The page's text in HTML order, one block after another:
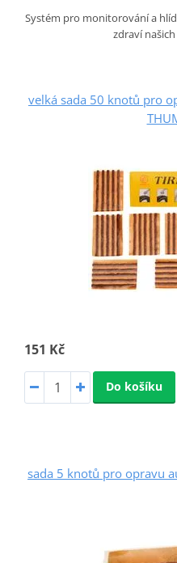
Systém pro monitorování a
zdraví
velká sada 50 knotů pro
151 Kč
Do košíku
sada 5 knotů pro opravu